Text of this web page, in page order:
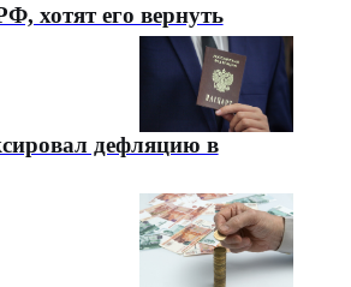
хотят его вернуть
дефляцию в